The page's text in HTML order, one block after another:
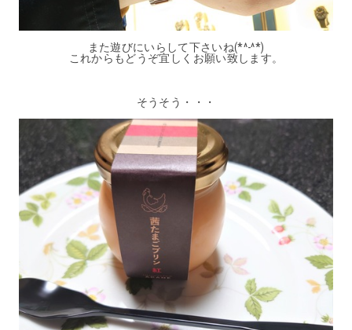
また遊びにいらして下さいね(*^-^*)
これからもどうぞ宜しくお願い致します。
そうそう・・・